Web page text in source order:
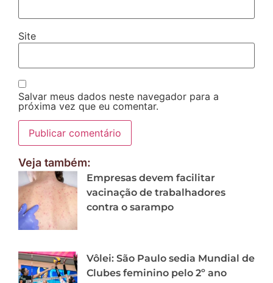
Site
Salvar meus dados neste navegador para a
próxima vez que eu comentar.
Veja também:
Empresas devem facilitar
vacinação de trabalhadores
contra o sarampo
Vôlei: São Paulo sedia Mundial de
Clubes feminino pelo 2º ano